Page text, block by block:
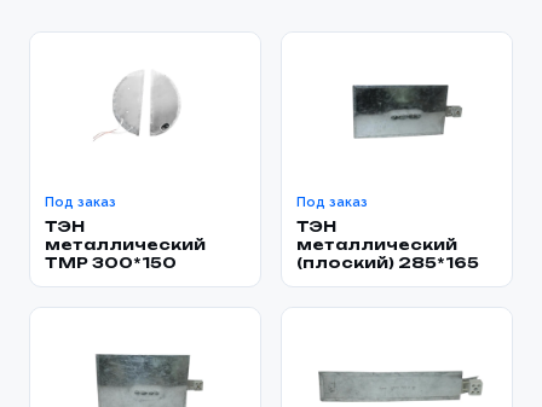
Под заказ
ТЭН
металлический
TMP 300*150
Под заказ
ТЭН
металлический
(плоский) 285*165